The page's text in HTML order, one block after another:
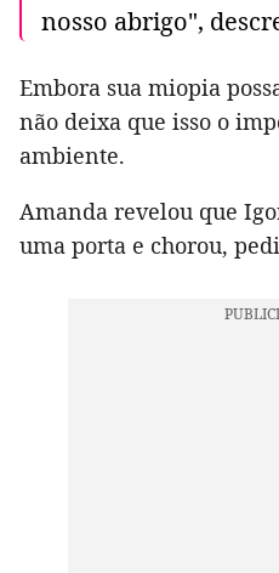
nosso abrigo",
Embora sua miopia
não deixa que isso o
ambiente.
Amanda revelou que
uma porta e chorou,